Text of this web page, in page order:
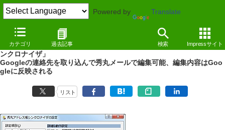
Powered by Translate
カテゴリ 過去記事 検索 Impressサイト
NEWS（12/09/24 10:17）
秀丸メールのアドレス帳とGoogleの連絡先を同期「秀丸アドレス帳シ
ンクロナイザ」
Googleの連絡先を取り込んで秀丸メールで編集可能、編集内容はGoo
gleに反映される
リスト